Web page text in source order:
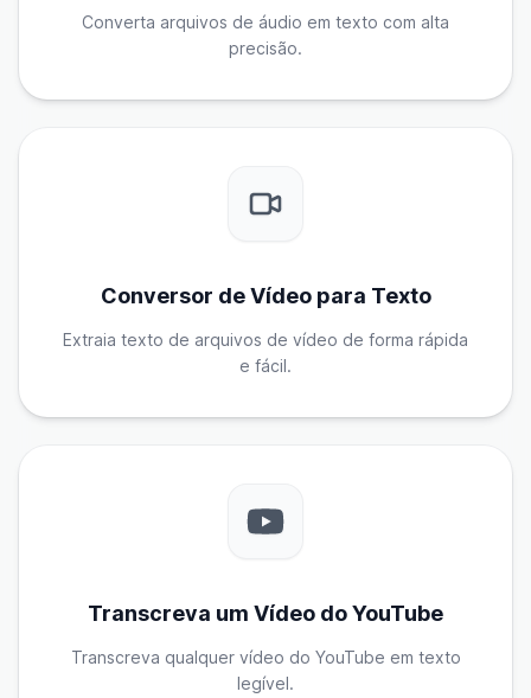
Converta arquivos de áudio em texto com alta
precisão.
Conversor de Vídeo para Texto
Extraia texto de arquivos de vídeo de forma rápida
e fácil.
Transcreva um Vídeo do YouTube
Transcreva qualquer vídeo do YouTube em texto
legível.